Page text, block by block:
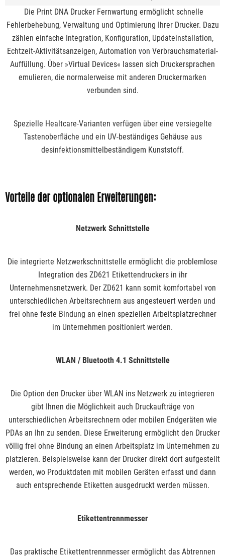
Die Print DNA Drucker Fernwartung ermöglicht schnelle
Fehlerbehebung, Verwaltung und Optimierung Ihrer Drucker. Dazu
zählen einfache Integration, Konfiguration, Updateinstallation,
Echtzeit-Aktivitätsanzeigen, Automation von Verbrauchsmaterial-
Auffüllung. Über »Virtual Devices« lassen sich Druckersprachen
emulieren, die normalerweise mit anderen Druckermarken
verbunden sind.
Spezielle Healtcare-Varianten verfügen über eine versiegelte
Tastenoberfläche und ein UV-beständiges Gehäuse aus
desinfektionsmittelbeständigem Kunststoff.
Vorteile der optionalen Erweiterungen:
Netzwerk Schnittstelle
Die integrierte Netzwerkschnittstelle ermöglicht die problemlose
Integration des ZD621 Etikettendruckers in ihr
Unternehmensnetzwerk. Der ZD621 kann somit komfortabel von
unterschiedlichen Arbeitsrechnern aus angesteuert werden und
frei ohne feste Bindung an einen speziellen Arbeitsplatzrechner
im Unternehmen positioniert werden.
WLAN / Bluetooth 4.1 Schnittstelle
Die Option den Drucker über WLAN ins Netzwerk zu integrieren
gibt Ihnen die Möglichkeit auch Druckaufträge von
unterschiedlichen Arbeitsrechnern oder mobilen Endgeräten wie
PDAs an Ihn zu senden. Diese Erweiterung ermöglicht den Drucker
völlig frei ohne Bindung an einen Arbeitsplatz im Unternehmen zu
platzieren. Beispielsweise kann der Drucker direkt dort aufgestellt
werden, wo Produktdaten mit mobilen Geräten erfasst und dann
auch entsprechende Etiketten ausgedruckt werden müssen.
Etikettentrennmesser
Das praktische Etikettentrennmesser ermöglicht das Abtrennen